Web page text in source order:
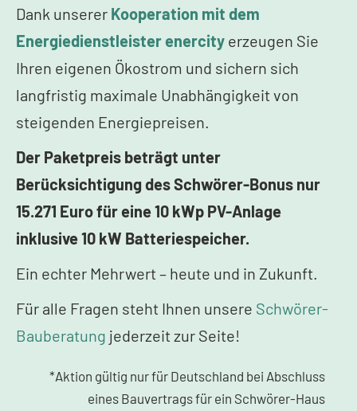
Dank unserer Kooperation mit dem
Energiedienstleister enercity erzeugen Sie
Ihren eigenen Ökostrom und sichern sich
langfristig maximale Unabhängigkeit von
steigenden Energiepreisen.
Der Paketpreis beträgt unter
Berücksichtigung des Schwörer-Bonus nur
15.271 Euro für eine 10 kWp PV-Anlage
inklusive 10 kW Batteriespeicher.
Ein echter Mehrwert – heute und in Zukunft.
Für alle Fragen steht Ihnen unsere Schwörer-
Bauberatung jederzeit zur Seite!
*Aktion gültig nur für Deutschland bei Abschluss
eines Bauvertrags für ein Schwörer-Haus